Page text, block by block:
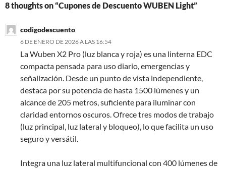
8 thoughts on “Cupones de Descuento WUBEN Light”
codigodescuento
6 DE ENERO DE 2026 A LAS 16:54
La Wuben X2 Pro (luz blanca y roja) es una linterna EDC
compacta pensada para uso diario, emergencias y
señalización. Desde un punto de vista independiente,
destaca por su potencia de hasta 1500 lúmenes y un
alcance de 205 metros, suficiente para iluminar con
claridad entornos oscuros. Ofrece tres modos de trabajo
(luz principal, luz lateral y bloqueo), lo que facilita un uso
seguro y versátil.
Integra una luz lateral multifuncional con 400 lúmenes de